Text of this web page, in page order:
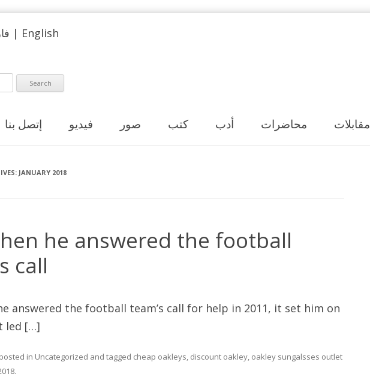
| English
إتصل بنا فيديو صور كتب أدب محاضرات مقابلات
JANUARY 2018
he answered the football
call
answered the football team’s call for help in 2011, it set him on
led […]
in Uncategorized and tagged cheap oakleys, discount oakley, oakley sungalsses outlet
.